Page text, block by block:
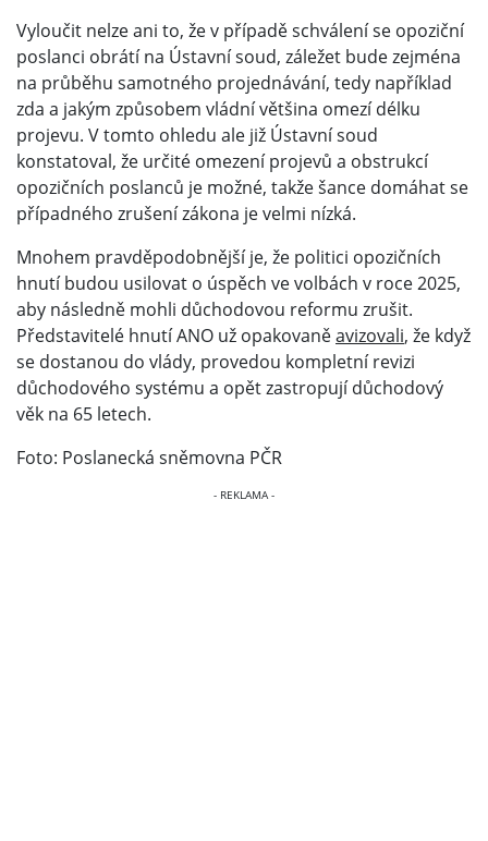
Vyloučit nelze ani to, že v případě schválení se opoziční
poslanci obrátí na Ústavní soud, záležet bude zejména
na průběhu samotného projednávání, tedy například
zda a jakým způsobem vládní většina omezí délku
projevu. V tomto ohledu ale již Ústavní soud
konstatoval, že určité omezení projevů a obstrukcí
opozičních poslanců je možné, takže šance domáhat se
případného zrušení zákona je velmi nízká.
Mnohem pravděpodobnější je, že politici opozičních
hnutí budou usilovat o úspěch ve volbách v roce 2025,
aby následně mohli důchodovou reformu zrušit.
Představitelé hnutí ANO už opakovaněavizovali, že když
se dostanou do vlády, provedou kompletní revizi
důchodového systému a opět zastropují důchodový
věk na 65 letech.
Foto: Poslanecká sněmovna PČR